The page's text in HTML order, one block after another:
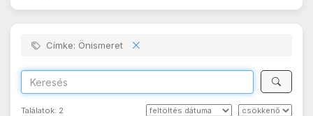
Címke: Önismeret
Találatok: 2